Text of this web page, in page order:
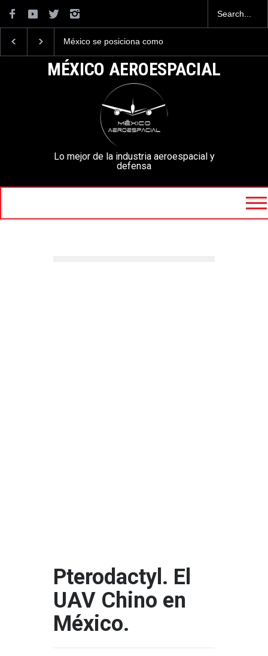
La industria naval mexicana
la Armada de México
Mundial 2026 ocurrió
aeropuertos
MÉXICO AEROESPACIAL
Lo mejor de la industria aeroespacial y
defensa
Pterodactyl. El
UAV Chino en
México.